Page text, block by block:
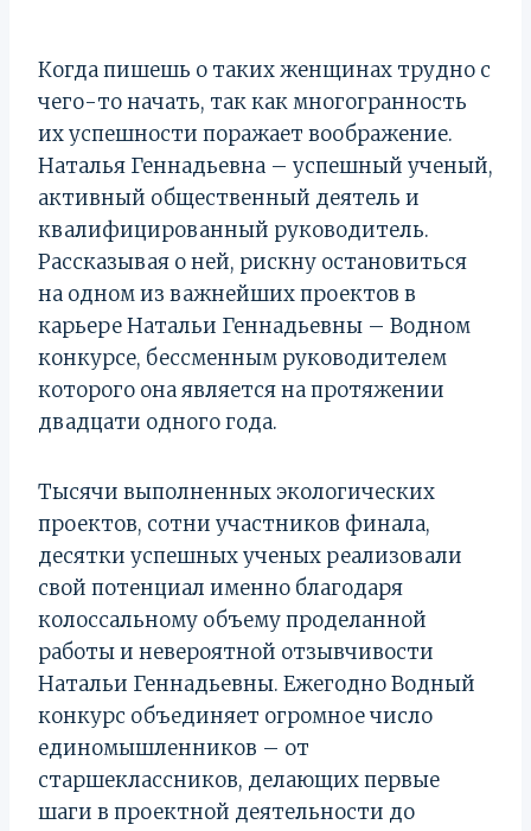
Когда пишешь о таких женщинах трудно с
чего-то начать, так как многогранность
их успешности поражает воображение.
Наталья Геннадьевна – успешный ученый,
активный общественный деятель и
квалифицированный руководитель.
Рассказывая о ней, рискну остановиться
на одном из важнейших проектов в
карьере Натальи Геннадьевны – Водном
конкурсе, бессменным руководителем
которого она является на протяжении
двадцати одного года.
Тысячи выполненных экологических
проектов, сотни участников финала,
десятки успешных ученых реализовали
свой потенциал именно благодаря
колоссальному объему проделанной
работы и невероятной отзывчивости
Натальи Геннадьевны. Ежегодно Водный
конкурс объединяет огромное число
единомышленников – от
старшеклассников, делающих первые
шаги в проектной деятельности до